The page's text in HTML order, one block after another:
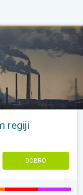
regiji
DOBRO